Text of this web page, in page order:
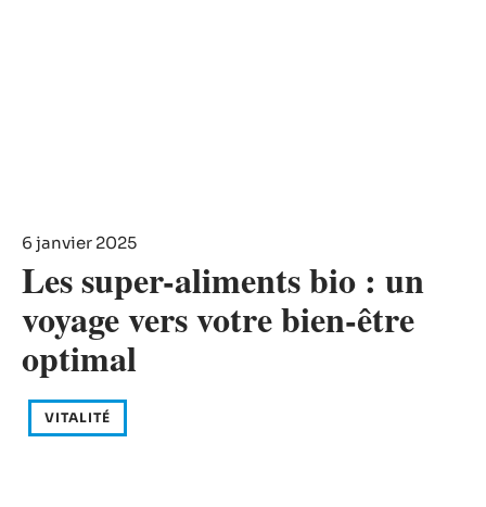
6 janvier 2025
Les super-aliments bio : un
voyage vers votre bien-être
optimal
VITALITÉ